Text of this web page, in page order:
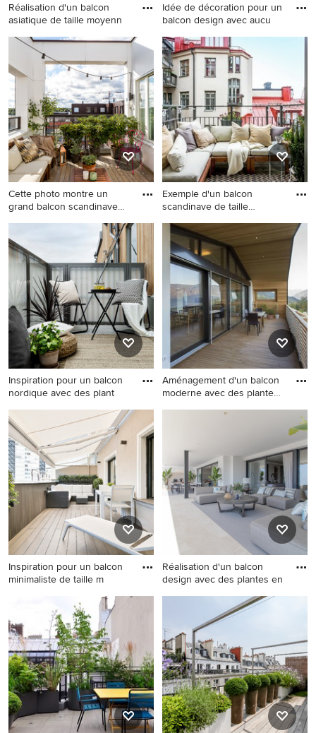
Réalisation d'un balcon
asiatique de taille moyenn
Réalisation d'un balcon
asiatique de taille moyenne
avec des plantes en pot et un
auvent.
Idée de décoration pour un
balcon design avec aucu
Idée de décoration pour un
balcon design avec aucune
couverture et des plantes en
pot.
Cette photo montre un
grand balcon scandinave
Cette photo montre un grand
balcon scandinave avec des
plantes en pot et aucune
couverture.
Exemple d'un balcon
scandinave de taille
Exemple d'un balcon
scandinave de taille
moyenne avec aucune
couverture et des plantes en
pot.
Inspiration pour un balcon
nordique avec des plant
Inspiration pour un balcon
nordique avec des plantes en
pot, aucune couverture et un
garde-corps en matériaux
mixtes.
Aménagement d'un balcon
moderne avec des plantes
Aménagement d'un balcon
moderne avec des plantes en
pot, une extension de toiture
et un garde-corps en bois.
Inspiration pour un balcon
minimaliste de taille m
Inspiration pour un balcon
minimaliste de taille
moyenne avec un auvent et
des plantes en pot.
Réalisation d'un balcon
design avec des plantes en
Réalisation d'un balcon
design avec des plantes en
pot et une extension de
toiture.